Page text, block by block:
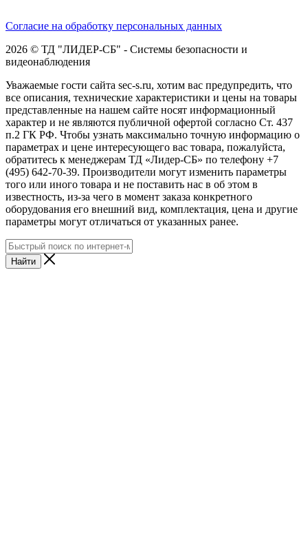
Согласие на обработку персональных данных
2026 © ТД "ЛИДЕР-СБ" - Системы безопасности и
видеонаблюдения
Уважаемые гости сайта sec-s.ru, хотим вас предупредить, что
все описания, технические характеристики и цены на товары
представленные на нашем сайте носят информационный
характер и не являются публичной офертой согласно Ст. 437
п.2 ГК РФ. Чтобы узнать максимально точную информацию о
параметрах и цене интересующего вас товара, пожалуйста,
обратитесь к менеджерам ТД «Лидер-СБ» по телефону +7
(495) 642-70-39. Производители могут изменить параметры
того или иного товара и не поставить нас в об этом в
известность, из-за чего в момент заказа конкретного
оборудования его внешний вид, комплектация, цена и другие
параметры могут отличаться от указанных ранее.
Найти